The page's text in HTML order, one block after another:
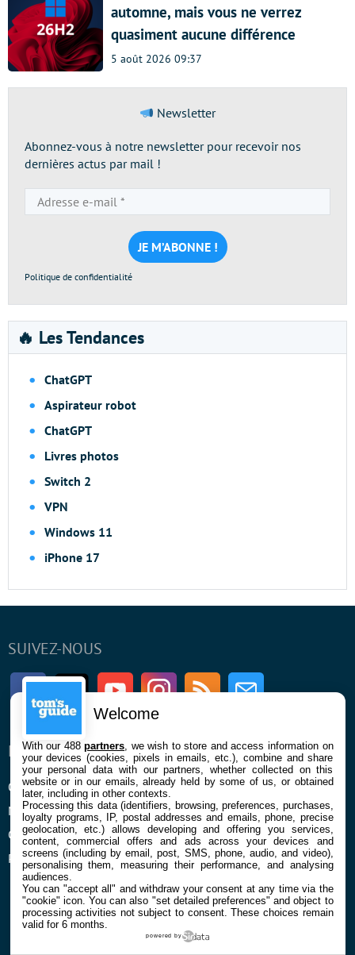
automne, mais vous ne verrez
quasiment aucune différence
5 août 2026 09:37
Newsletter
Abonnez-vous à notre newsletter pour recevoir nos
dernières actus par mail !
e-
mail
*
Politique de confidentialité
🔥 Les Tendances
ChatGPT
Aspirateur robot
ChatGPT
Livres photos
Switch 2
VPN
Windows 11
iPhone 17
SUIVEZ-NOUS
FacebookTwitter Youtube InstagramRSS Newsletter
ENTREPRISE
Qui sommes nous
Mentions légales et CGU
Confidentialité et Cookies
Préférences cookies
À PROPOS
La rédaction
Contact
Welcome
With our 488partners , we wish to store and access information on
your devices (cookies, pixels in emails, etc.), combine and share
your personal data with our partners, whether collected on this
website or in our emails, already held by some of us, or obtained
later, including in other contexts.
Processing this data (identifiers, browsing, preferences, purchases,
loyalty programs, IP, postal addresses and emails, phone, precise
geolocation, etc.) allows developing and offering you services,
content, commercial offers and ads across your devices and
screens (including by email, post, SMS, phone, audio, and video),
personalising them, measuring their performance, and analysing
audiences.
You can "accept all" and withdraw your consent at any time via the
"cookie" icon. You can also "set detailed preferences" and object to
processing activities not subject to consent. These choices remain
valid for 6 months.
powered by